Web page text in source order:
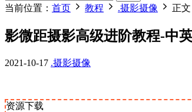
当前位置： 首页 教程 .摄影摄像 正文
影微距摄影高级进阶教程-中
2021-10-17 .摄影摄像
资源下载